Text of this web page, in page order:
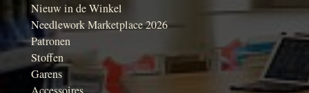
Nieuw in de Winkel
Needlework Marketplace 2026
Patronen
Stoffen
Garens